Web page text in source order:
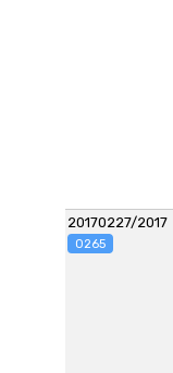
20170227/2017
0265